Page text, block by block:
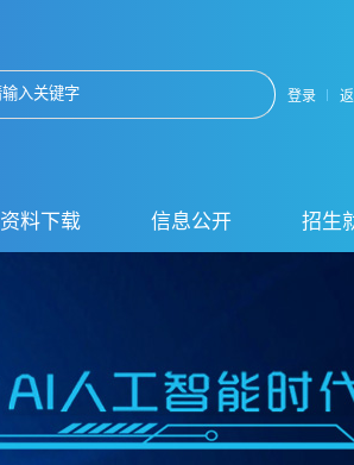
登录
资料下载 信息公开 招生